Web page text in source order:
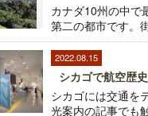
カナダ10州の中で
第二の都市です。
2022.08.15
シカゴで航空歴
シカゴには交通を
光案内の記事でも